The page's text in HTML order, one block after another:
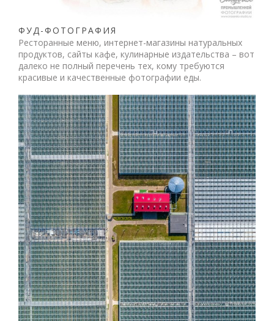
ФУД-ФОТОГРАФИЯ
Ресторанные меню, интернет-магазины натуральных
продуктов, сайты кафе, кулинарные издательства – вот
далеко не полный перечень тех, кому требуются
красивые и качественные фотографии еды.